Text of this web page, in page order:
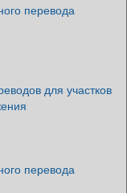
перевода
для участков
перевода